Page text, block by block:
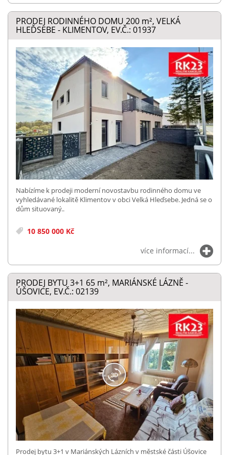
PRODEJ RODINNÉHO DOMU 200 m², VELKÁ
HLEĎSEBE - KLIMENTOV, EV.Č.: 01937
Nabízíme k prodeji moderní novostavbu rodinného domu ve
vyhledávané lokalitě Klimentov v obci Velká Hleďsebe. Jedná se o
dům situovaný..
10 850 000 Kč
více informací...
PRODEJ BYTU 3+1 65 m², MARIÁNSKÉ LÁZNĚ -
ÚŠOVICE, EV.Č.: 02139
Prodej bytu 3+1 v Mariánských Lázních v městské části Úšovice